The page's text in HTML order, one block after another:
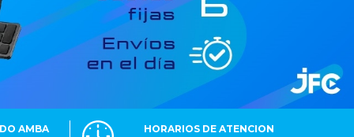
AMBA HORARIOS DE ATENCION